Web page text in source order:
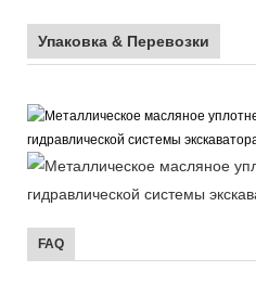
Упаковка & Перевозки
FAQ